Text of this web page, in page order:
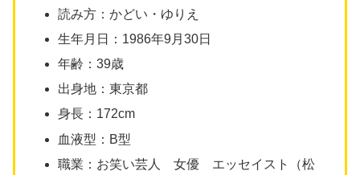
読み方：かどい・ゆりえ
生年月日：1986年9月30日
年齢：39歳
出身地：東京都
身長：172cm
血液型：B型
職業：お笑い芸人 女優 エッセイスト（松